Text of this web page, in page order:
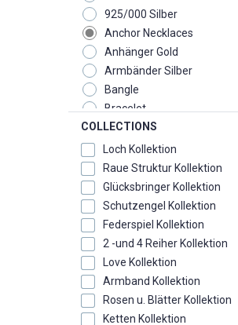
COLLECTIONS
Loch Kollektion
Raue Struktur Kollektion
Glücksbringer Kollektion
Schutzengel Kollektion
Federspiel Kollektion
2 -und 4 Reiher Kollektion
Love Kollektion
Armband Kollektion
Rosen u. Blätter Kollektion
Ketten Kollektion
925/000 Silber
Anchor Necklaces
Anhänger Gold
Armbänder Silber
Bangle
Bracelet
Chain
Ear Clip Plugs
Earrings
Fussketten
Good Luck Charm Collection
Guardian Angel Collection
Hoop Earrings
Kollektion
Lucky Charm Box
Month - Birthstone
Ohrschmuck